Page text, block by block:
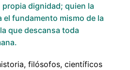
dignidad; quien la
fundamento mismo de la
que descansa toda
filósofos, científicos